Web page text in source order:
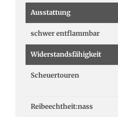
Ausstattung
schwer entflammbar
Widerstandsfähigkeit
Scheuertouren
Reibeechtheit:nass